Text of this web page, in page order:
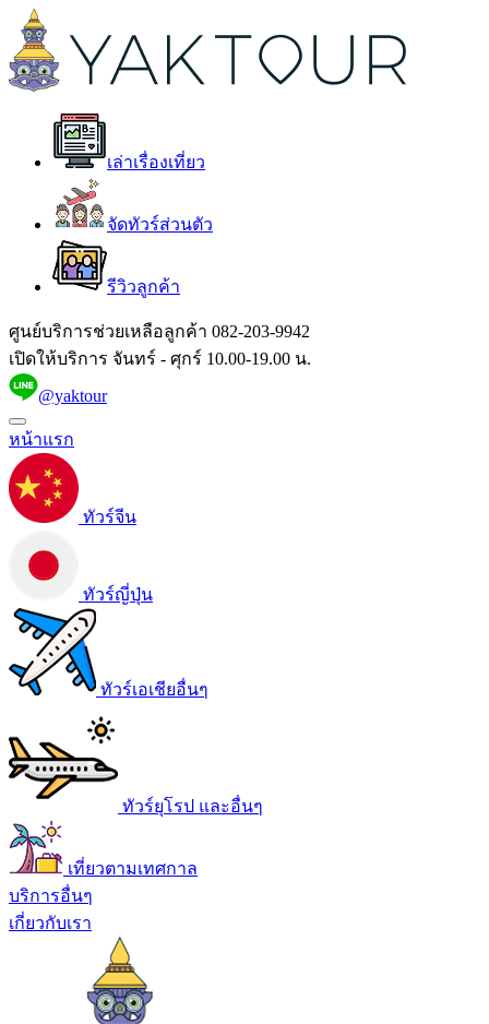
เล่าเรื่องเที่ยว
จัดทัวร์ส่วนตัว
รีวิวลูกค้า
ศูนย์บริการช่วยเหลือลูกค้า 082-203-9942
เปิดให้บริการ จันทร์ - ศุกร์ 10.00-19.00 น.
@yaktour
หน้าแรก
ทัวร์จีน
ทัวร์ญี่ปุ่น
ทัวร์เอเชียอื่นๆ
ทัวร์ยุโรป และอื่นๆ
เที่ยวตามเทศกาล
บริการอื่นๆ
เกี่ยวกับเรา